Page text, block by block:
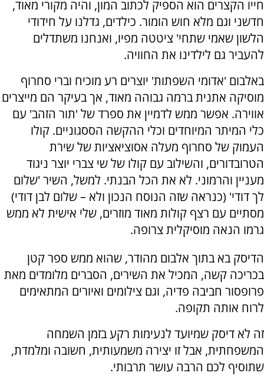
חייו הקצרים הוא הספיק לכתוב המון, והיה מקורי מאוד,
חדשני וגם מלא חוש הומור. כילדים, גדלנו על חידודי
הלשון שאמי שתחי' ציטטה מפיו, ואנחנו משתדלים
להעביר גם לילדינו את החוויה.
באלבום 'אדומי השפתות' יוצרים רע מוכיח וברי סחרוף
מוסיקה אתנית ברמה גבוהה מאוד, אך בעיקר הם מייצרים
אווירה. אפשר ממש לדמיין את ספרד של 'תור הזהב' עם
כלי המיתר המיוחדים וכלי ההקשה הססגוניים. קולו
העמוק של סחרוף מעלה אסוציאציות של שירת
הטרובדורים, והשילוב עם קולו של שי צברי יוצר ניגוד
מעניין והרמוני. לא את הכל הבנתי. למשל, השיר 'שלום
לך דודי' (כנראה שזה הנוסח הנכון ולא – שלום לבן דודי)
מסתיים עם רצף קולות מאוד מוזרים, שלי אישית לא ממש
גרמו הנאה מוסיקלית צרופה.
הדיסק בא בתוך אלבום מהודר, שהוא ממש ספר קטן
בכריכה קשה, המכיל את השירים, הסברים מלומדים מאת
פרופסור חביבה פדיה, וגם צילומים ואיורים המתאימים
לרוח אותה תקופה.
זה לא דיסק שמיועד לנעימות רקע בזמן השמחה
המשפחתית, אבל זו יצירה משמעותית, חשובה ומלמדת,
שתוסיף לכם הרבה עושר תרבותי.